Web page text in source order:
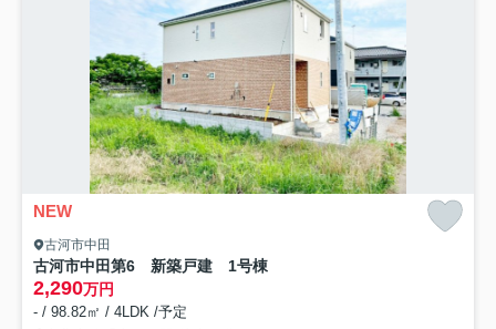
NEW
古河市中田
古河市中田第6 新築戸建 1号棟
2,290万円
- / 98.82㎡ / 4LDK /予定